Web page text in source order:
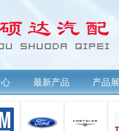
最新产品 产品